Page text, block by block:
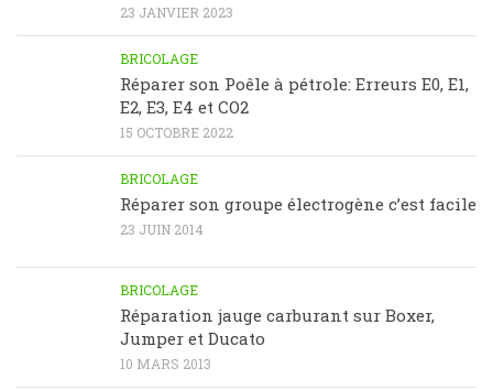
23 JANVIER 2023
BRICOLAGE
Réparer son Poêle à pétrole: Erreurs E0, E1,
E2, E3, E4 et CO2
15 OCTOBRE 2022
BRICOLAGE
Réparer son groupe électrogène c’est facile
23 JUIN 2014
BRICOLAGE
Réparation jauge carburant sur Boxer,
Jumper et Ducato
10 MARS 2013